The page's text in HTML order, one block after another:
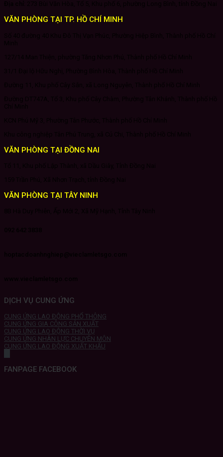
VĂN PHÒNG TẠI TP. HỒ CHÍ MINH
VĂN PHÒNG TẠI ĐỒNG NAI
VĂN PHÒNG TẠI TÂY NINH
DỊCH VỤ CUNG ỨNG
CUNG ỨNG LAO ĐỘNG PHỔ THÔNG
CUNG ỨNG GIA CÔNG SẢN XUẤT
CUNG ỨNG LAO ĐỘNG THỜI VỤ
CUNG ỨNG NHÂN LỰC CHUYÊN MÔN
CUNG ỨNG LAO ĐỘNG XUẤT KHẨU
FANPAGE FACEBOOK